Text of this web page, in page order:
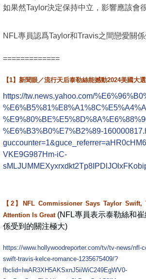
如果然Taylor決定保持中立，影響應該會
NFL專員認爲Taylor和Travis之間戀愛關係
=============
【1】新聞眼／流行天后泰勒絲能撼動2024美國大
https://tw.news.yahoo.com/
%E6%B3%B0%E7%B2%89-
VKE9G987Hm-iC-
【2】NFL Commissioner Says Taylor Swift,
Attention Is Great (NFL專員表示泰勒絲和
係受到的關注極大)
https://www.hollywoodreporter.com/tv/tv-news/nfl-
swift-travis-kelce-romance-1235675409/?
fbclid=IwAR3XH5AKSxnJ5iiWiC249EgWV0-